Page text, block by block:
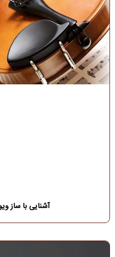
آشنایی با ساز